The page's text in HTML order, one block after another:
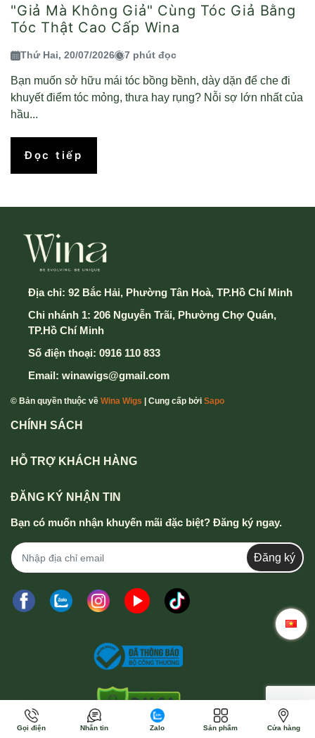
"Giả Mà Không Giả" Cùng Tóc Giả Bằng
Tóc Thật Cao Cấp Wina
Thứ Hai, 20/07/2026 7 phút đọc
Bạn muốn sở hữu mái tóc bồng bềnh, dày dặn để che đi
khuyết điểm tóc mỏng, thưa hay rụng? Nỗi sợ lớn nhất của
hầu...
Đọc tiếp
Địa chỉ: 92 Bắc Hải, Phường Tân Hoà, TP.Hồ Chí Minh
Chi nhánh 1: 206 Nguyễn Trãi, Phường Chợ Quán,
TP.Hồ Chí Minh
Số điện thoại: 0916 110 833
Email: winawigs@gmail.com
© Bản quyền thuộc về Wina Wigs | Cung cấp bởi Sapo
CHÍNH SÁCH
HỖ TRỢ KHÁCH HÀNG
ĐĂNG KÝ NHẬN TIN
Bạn có muốn nhận khuyến mãi đặc biệt? Đăng ký ngay.
Đăng ký
Gọi điện Nhắn tin Zalo Sản phẩm Cửa hàng